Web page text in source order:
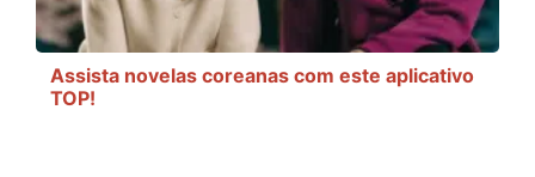
Assista novelas coreanas com este aplicativo
TOP!